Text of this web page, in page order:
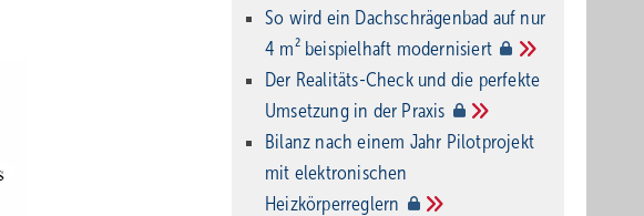
So wird ein Dach­schrägenbad auf nur
4 m² beispielhaft modernisiert
Der Realitäts-Check und die perfekte
Umsetzung in der Praxis
Bilanz nach einem Jahr Pilotprojekt
mit elektronischen
Heizkörperreglern